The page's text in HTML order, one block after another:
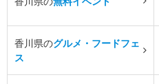
香川県のグルメ・フードフェ
ス